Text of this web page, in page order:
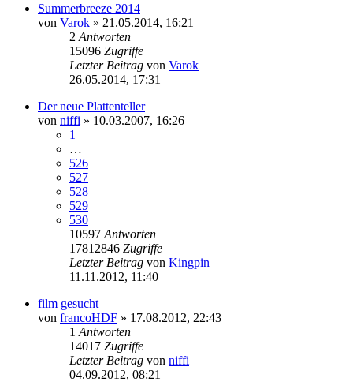
Summerbreeze 2014
von Varok » 21.05.2014, 16:21
2 Antworten
15096 Zugriffe
Letzter Beitrag von Varok
26.05.2014, 17:31
Der neue Plattenteller
von niffi » 10.03.2007, 16:26
1
…
526
527
528
529
530
10597 Antworten
17812846 Zugriffe
Letzter Beitrag von Kingpin
11.11.2012, 11:40
film gesucht
von francoHDF » 17.08.2012, 22:43
1 Antworten
14017 Zugriffe
Letzter Beitrag von niffi
04.09.2012, 08:21